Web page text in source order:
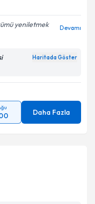
yeniletmek
Devamı
Haritada Göster
Daha Fazla